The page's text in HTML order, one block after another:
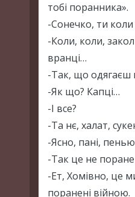
тобі поранника».
-Сонечко, ти
-Коли, коли,
вранці…
-Так, що одягаєш
-Як що? Капці…
-І все?
-Та нє, халат,
-Ясно, пані,
-Так це не
-Ет, Хомівно, це
поранені війною.